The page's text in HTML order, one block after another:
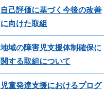
自己評価に基づく今後の改善
に向けた取組
地域の障害児支援体制確保に
関する取組について
児童発達支援におけるプログ